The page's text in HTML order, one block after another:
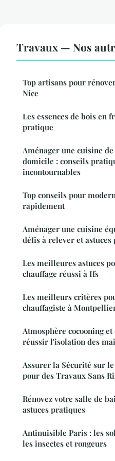
Travaux — Nos
Top artisans pour
Nice
Les essences de bois en
pratique
Aménager une cuisine
domicile : conseils
incontournables
Top conseils pour
rapidement
Aménager une cuisine
défis à relever et astuces
Les meilleures astuces
chauffage réussi à Ifs
Les meilleurs critères
chauffagiste à
Atmosphère cocooning
réussir l'isolation des
Assurer la Sécurité sur
pour des Travaux Sans
Rénovez votre salle de
astuces pratiques
Antinuisible Paris : les
les insectes et rongeurs